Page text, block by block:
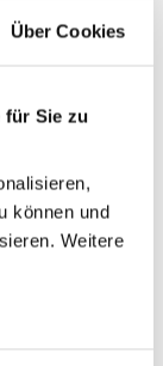
Über Cookies
für Sie zu
können und
Weitere